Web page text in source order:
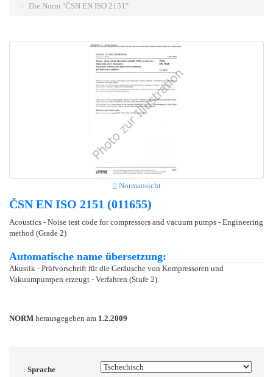
Die Norm "ČSN EN ISO 2151"
Normansicht
ČSN EN ISO 2151 (011655)
Acoustics - Noise test code for compressors and vacuum pumps - Engineering
method (Grade 2)
Automatische name übersetzung:
Akustik - Prüfvorschrift für die Geräusche von Kompressoren und
Vakuumpumpen erzeugt - Verfahren (Stufe 2).
NORM herausgegeben am 1.2.2009
Sprache